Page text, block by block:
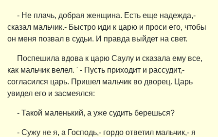
- Не плачь, добрая женщина. Есть еще надежда,-
сказал мальчик.- Быстро иди к царю и проси его, чтобы
он меня позвал в судьи. И правда выйдет на свет.
Поспешила вдова к царю Саулу и сказала ему все,
как мальчик велел. ' - Пусть приходит и рассудит,-
согласился царь. Пришел мальчик во дворец. Царь
увидел его и засмеялся:
- Такой маленький, а уже судить берешься?
- Сужу не я, а Господь,- гордо ответил мальчик,- я